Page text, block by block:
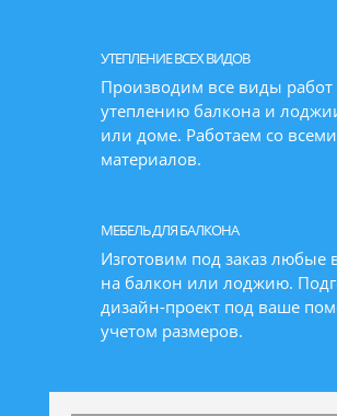
УТЕПЛЕНИЕ ВСЕХ ВИДОВ
Производим все виды работ
утеплению балкона и
или доме. Работаем со
материалов.
МЕБЕЛЬ ДЛЯ БАЛКОНА
Изготовим под заказ любые
на балкон или лоджию.
дизайн-проект под ваше
учетом размеров.